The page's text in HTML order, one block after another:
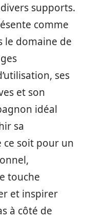
supports.
comme
le domaine de
ses
et son
idéal
sa
ce soit pour un
touche
et inspirer
à côté de